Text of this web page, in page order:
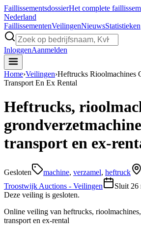
FaillissementsdossierHet complete
Nederland
FaillissementenVeilingenNieuwsStatistieken
InloggenAanmelden
Home›Veilingen›Heftrucks Rioolmachines
Transport En Ex Rental
Heftrucks,
transport en ex-
Gesloten machine, verzamel, heftruck
Troostwijk Auctions - Veilingen
Sluit 26
Deze veiling is gesloten.
Online veiling van heftrucks,
transport en ex-rental